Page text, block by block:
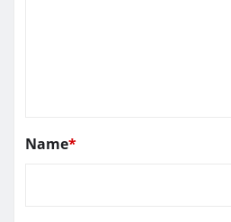
Name*